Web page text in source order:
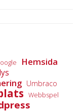
Hemsida
Umbraco
Webbspel